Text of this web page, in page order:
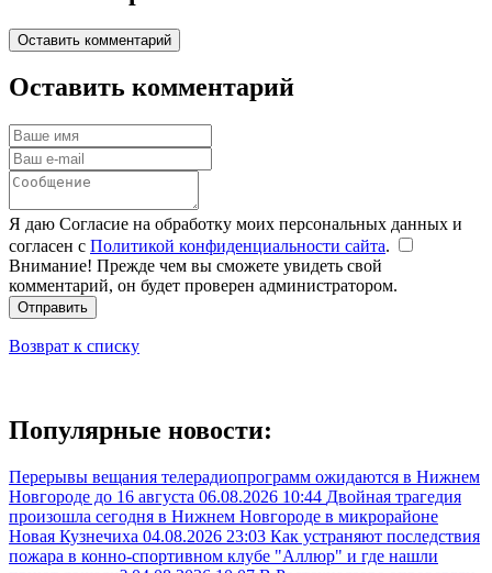
Оставить комментарий
Оставить комментарий
Я даю Согласие на обработку моих персональных данных и
согласен с Политикой конфиденциальности сайта.
Внимание! Прежде чем вы сможете увидеть свой
комментарий, он будет проверен администратором.
Отправить
Возврат к списку
Популярные новости:
Перерывы вещания телерадиопрограмм ожидаются в Нижнем
Новгороде до 16 августа 06.08.2026 10:44 Двойная трагедия
произошла сегодня в Нижнем Новгороде в микрорайоне
Новая Кузнечиха 04.08.2026 23:03 Как устраняют последствия
пожара в конно-спортивном клубе "Аллюр" и где нашли